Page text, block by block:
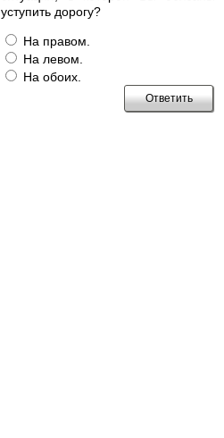
уступить дорогу?
На правом.
На левом.
На обоих.